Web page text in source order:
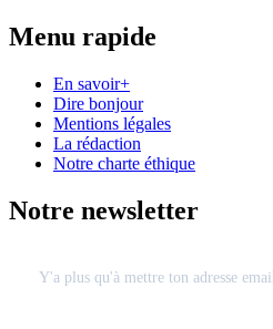
Menu rapide
En savoir+
Dire bonjour
Mentions légales
La rédaction
Notre charte éthique
Notre newsletter